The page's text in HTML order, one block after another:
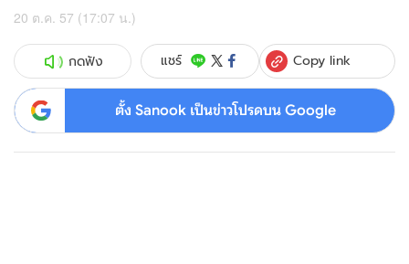
20 ต.ค. 57 (17:07 น.)
กดฟัง แชร์ Copy link
ตั้ง Sanook เป็นข่าวโปรดบน Google